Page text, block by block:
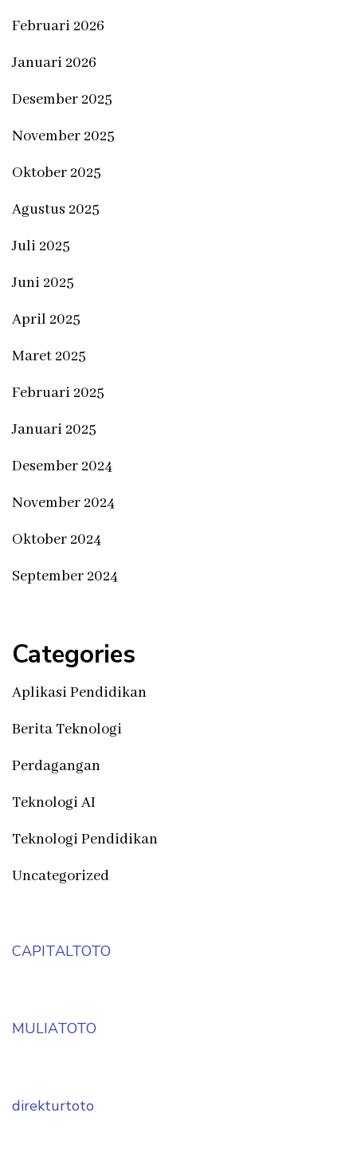
Februari 2026
Januari 2026
Desember 2025
November 2025
Oktober 2025
Agustus 2025
Juli 2025
Juni 2025
April 2025
Maret 2025
Februari 2025
Januari 2025
Desember 2024
November 2024
Oktober 2024
September 2024
Categories
Aplikasi Pendidikan
Berita Teknologi
Perdagangan
Teknologi AI
Teknologi Pendidikan
Uncategorized
CAPITALTOTO
MULIATOTO
direkturtoto